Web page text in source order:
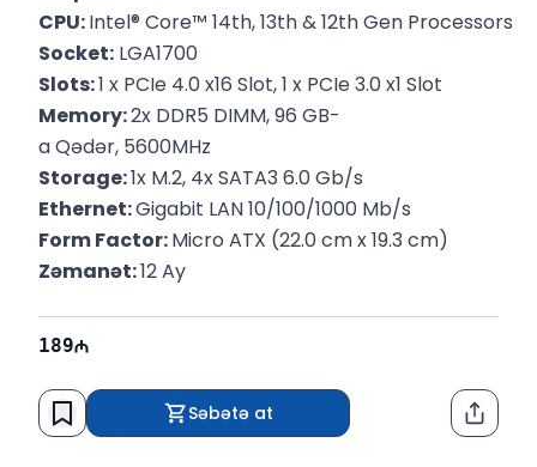
CPU: Intel® Core™ 14th, 13th & 12th Gen Processors
Socket: LGA1700
Slots: 1 x PCIe 4.0 x16 Slot, 1 x PCIe 3.0 x1 Slot
Memory: 2x DDR5 DIMM, 96 GB-
a Qədər, 5600MHz
Storage: 1x M.2, 4x SATA3 6.0 Gb/s
Ethernet: Gigabit LAN 10/100/1000 Mb/s
Form Factor: Micro ATX (22.0 cm x 19.3 cm)
Zəmanət: 12 Ay
189
Səbətə at